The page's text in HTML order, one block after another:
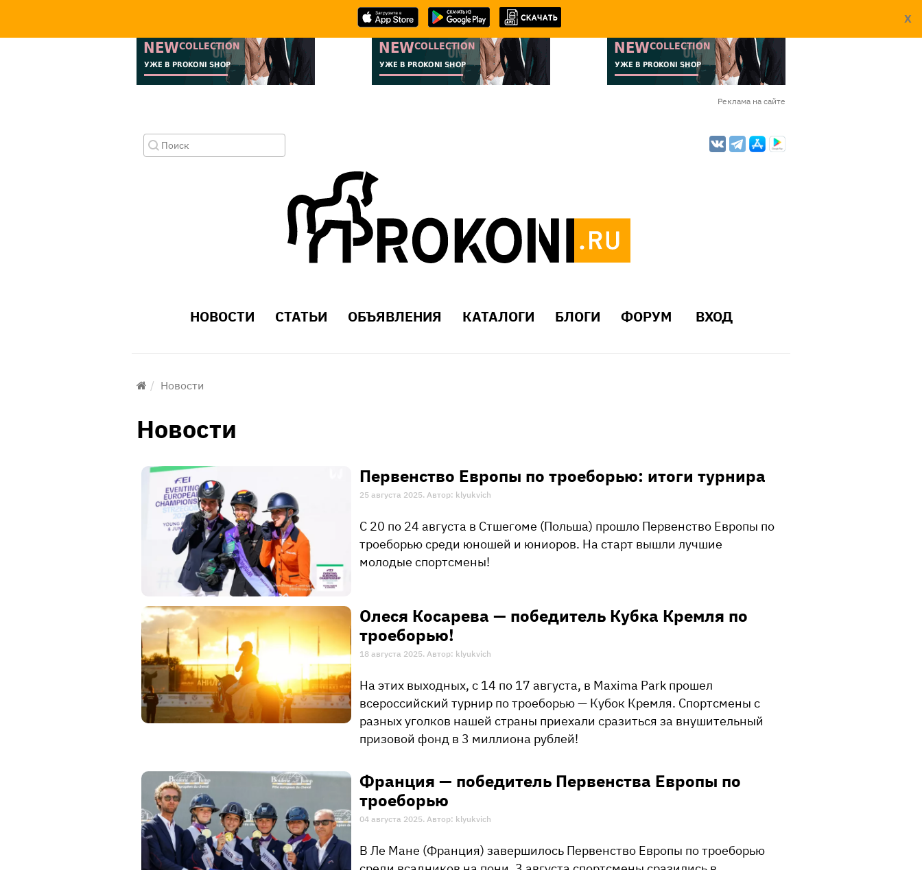
X
Реклама на сайте
НОВОСТИ СТАТЬИ ОБЪЯВЛЕНИЯ КАТАЛОГИ БЛОГИ ФОРУМ ВХОД
Новости
Новости
Первенство Европы по троеборью: итоги турнира
25 августа 2025. Автор: klyukvich
С 20 по 24 августа в Стшегоме (Польша) прошло Первенство Европы по
троеборью среди юношей и юниоров. На старт вышли лучшие
молодые спортсмены!
​Олеся Косарева — победитель Кубка Кремля по
троеборью!
18 августа 2025. Автор: klyukvich
На этих выходных, с 14 по 17 августа, в Maxima Park прошел
всероссийский турнир по троеборью — Кубок Кремля. Спортсмены с
разных уголков нашей страны приехали сразиться за внушительный
призовой фонд в 3 миллиона рублей!
Франция — победитель Первенства Европы по
троеборью
04 августа 2025. Автор: klyukvich
В Ле Мане (Франция) завершилось Первенство Европы по троеборью